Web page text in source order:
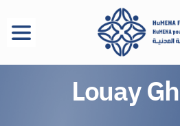
Louay